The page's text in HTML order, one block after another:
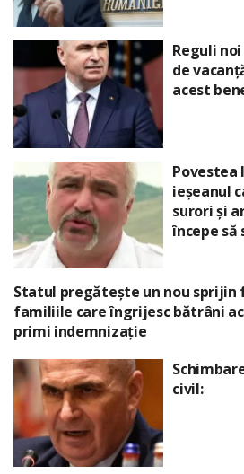
Reguli
de
acest
Povestea
ieșeanul
surori și
începe să
Statul pregătește un nou sprijin
familiile care îngrijesc bătrâni
primi indemnizație
civil: